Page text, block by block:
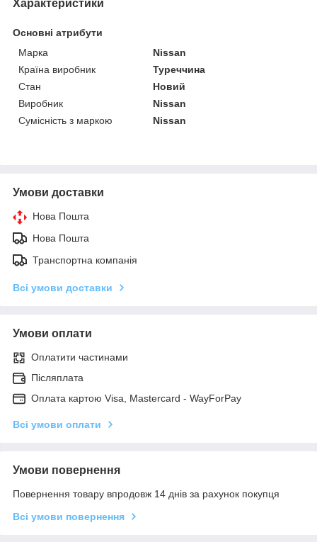
Характеристики
Основні атрибути
Марка
Nissan
Країна виробник
Туреччина
Стан
Новий
Виробник
Nissan
Сумісність з маркою
Nissan
Умови доставки
Нова Пошта
Нова Пошта
Транспортна компанія
Всі умови доставки
Умови оплати
Оплатити частинами
Післяплата
Оплата картою Visa, Mastercard - WayForPay
Всі умови оплати
Умови повернення
Повернення товару впродовж 14 днів за рахунок покупця
Всі умови повернення